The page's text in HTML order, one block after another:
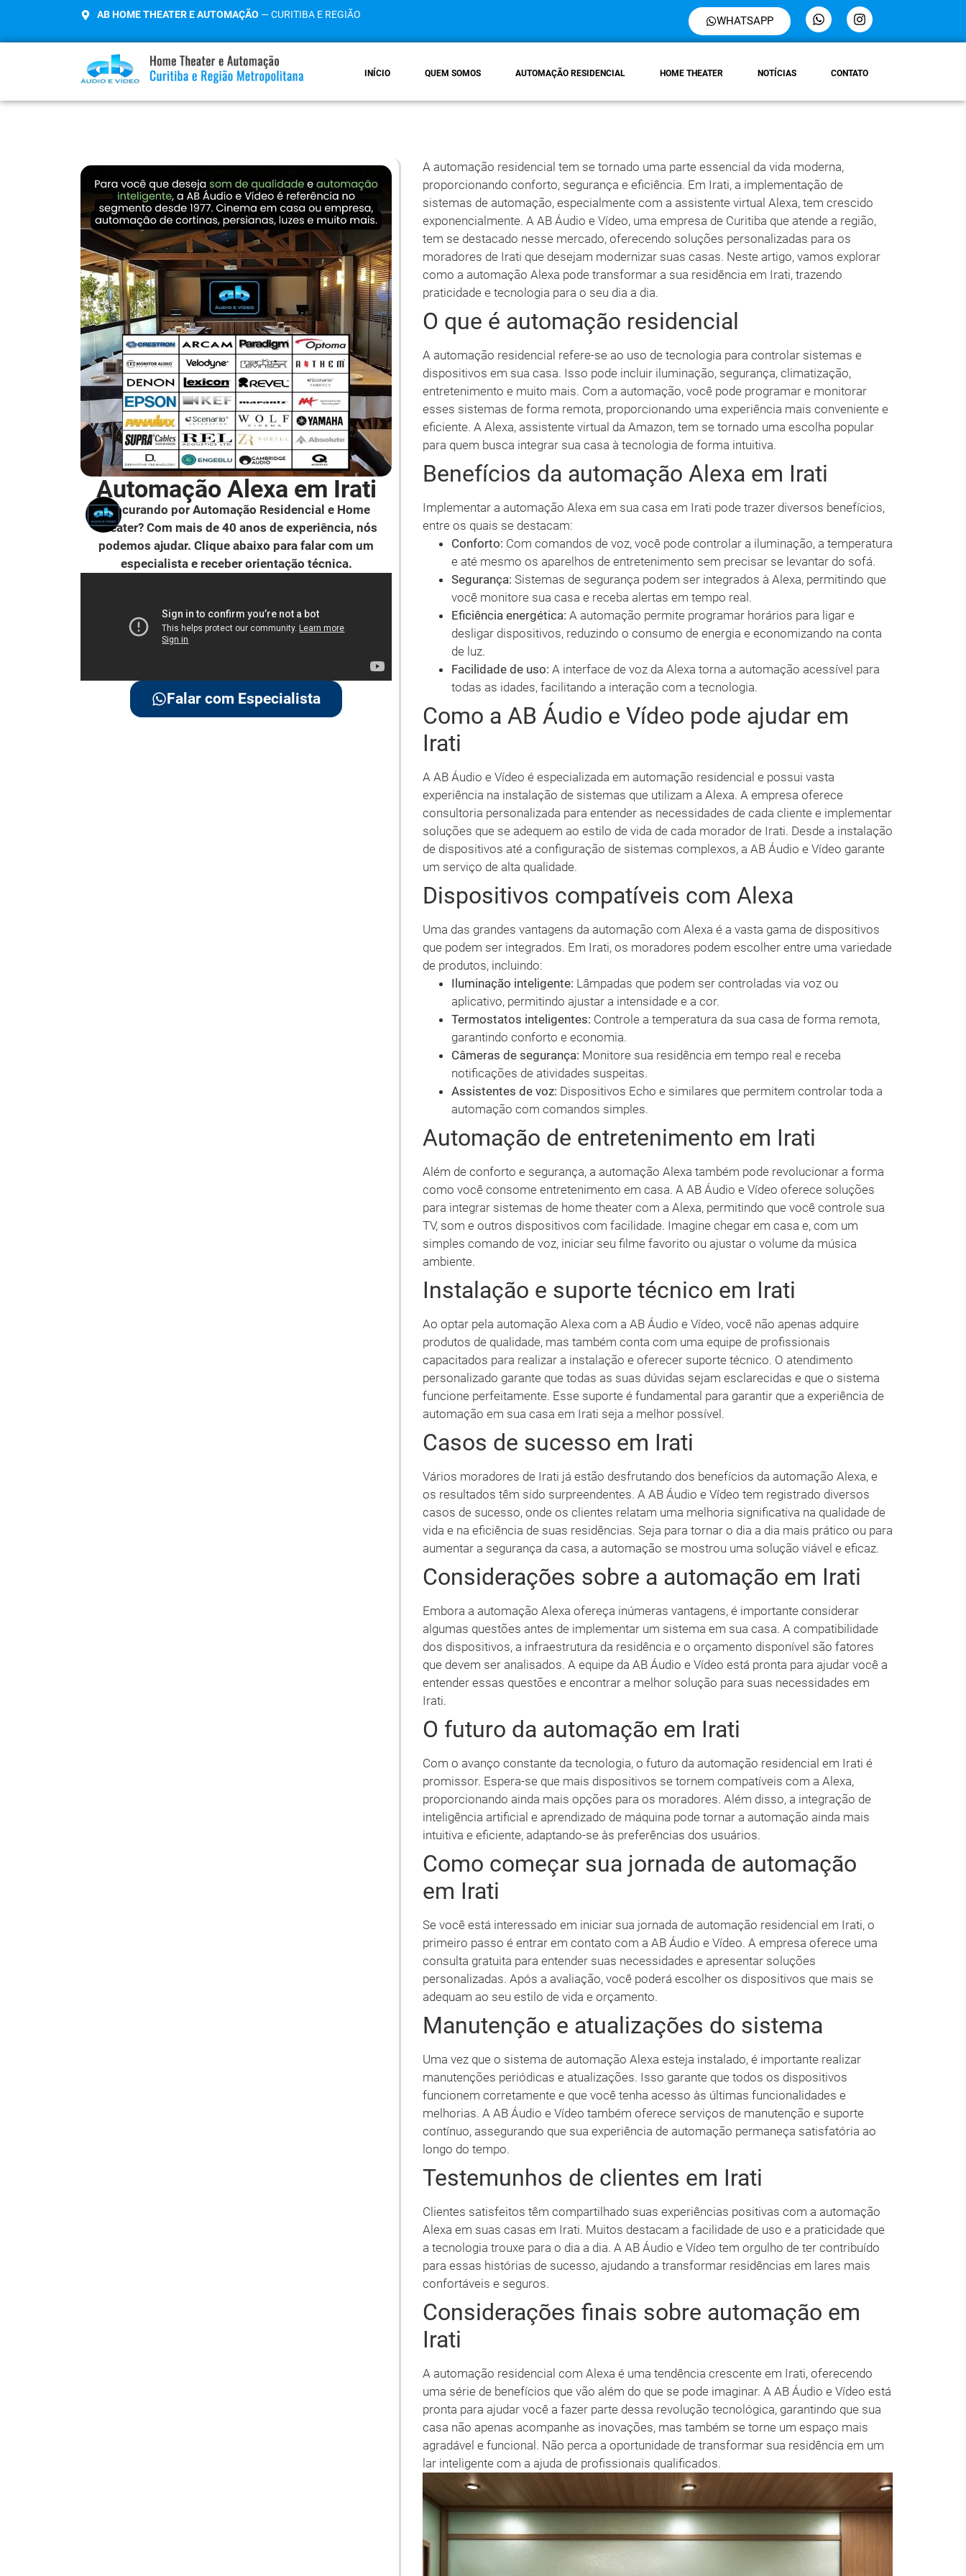
AB HOME THEATER E AUTOMAÇÃO — CURITIBA E REGIÃO WHATSAPP
INÍCIO QUEM SOMOS AUTOMAÇÃO RESIDENCIAL HOME THEATER NOTÍCIAS CONTATO
Automação Alexa em Irati
Procurando por Automação Residencial e Home
Theater? Com mais de 40 anos de experiência, nós
podemos ajudar. Clique abaixo para falar com um
especialista e receber orientação técnica.
Falar com Especialista
A automação residencial tem se tornado uma parte essencial da vida moderna,
proporcionando conforto, segurança e eficiência. Em Irati, a implementação de
sistemas de automação, especialmente com a assistente virtual Alexa, tem crescido
exponencialmente. A AB Áudio e Vídeo, uma empresa de Curitiba que atende a região,
tem se destacado nesse mercado, oferecendo soluções personalizadas para os
moradores de Irati que desejam modernizar suas casas. Neste artigo, vamos explorar
como a automação Alexa pode transformar a sua residência em Irati, trazendo
praticidade e tecnologia para o seu dia a dia.
O que é automação residencial
A automação residencial refere-se ao uso de tecnologia para controlar sistemas e
dispositivos em sua casa. Isso pode incluir iluminação, segurança, climatização,
entretenimento e muito mais. Com a automação, você pode programar e monitorar
esses sistemas de forma remota, proporcionando uma experiência mais conveniente e
eficiente. A Alexa, assistente virtual da Amazon, tem se tornado uma escolha popular
para quem busca integrar sua casa à tecnologia de forma intuitiva.
Benefícios da automação Alexa em Irati
Implementar a automação Alexa em sua casa em Irati pode trazer diversos benefícios,
entre os quais se destacam:
Conforto: Com comandos de voz, você pode controlar a iluminação, a temperatura
e até mesmo os aparelhos de entretenimento sem precisar se levantar do sofá.
Segurança: Sistemas de segurança podem ser integrados à Alexa, permitindo que
você monitore sua casa e receba alertas em tempo real.
Eficiência energética: A automação permite programar horários para ligar e
desligar dispositivos, reduzindo o consumo de energia e economizando na conta
de luz.
Facilidade de uso: A interface de voz da Alexa torna a automação acessível para
todas as idades, facilitando a interação com a tecnologia.
Como a AB Áudio e Vídeo pode ajudar em
Irati
A AB Áudio e Vídeo é especializada em automação residencial e possui vasta
experiência na instalação de sistemas que utilizam a Alexa. A empresa oferece
consultoria personalizada para entender as necessidades de cada cliente e implementar
soluções que se adequem ao estilo de vida de cada morador de Irati. Desde a instalação
de dispositivos até a configuração de sistemas complexos, a AB Áudio e Vídeo garante
um serviço de alta qualidade.
Dispositivos compatíveis com Alexa
Uma das grandes vantagens da automação com Alexa é a vasta gama de dispositivos
que podem ser integrados. Em Irati, os moradores podem escolher entre uma variedade
de produtos, incluindo:
Iluminação inteligente: Lâmpadas que podem ser controladas via voz ou
aplicativo, permitindo ajustar a intensidade e a cor.
Termostatos inteligentes: Controle a temperatura da sua casa de forma remota,
garantindo conforto e economia.
Câmeras de segurança: Monitore sua residência em tempo real e receba
notificações de atividades suspeitas.
Assistentes de voz: Dispositivos Echo e similares que permitem controlar toda a
automação com comandos simples.
Automação de entretenimento em Irati
Além de conforto e segurança, a automação Alexa também pode revolucionar a forma
como você consome entretenimento em casa. A AB Áudio e Vídeo oferece soluções
para integrar sistemas de home theater com a Alexa, permitindo que você controle sua
TV, som e outros dispositivos com facilidade. Imagine chegar em casa e, com um
simples comando de voz, iniciar seu filme favorito ou ajustar o volume da música
ambiente.
Instalação e suporte técnico em Irati
Ao optar pela automação Alexa com a AB Áudio e Vídeo, você não apenas adquire
produtos de qualidade, mas também conta com uma equipe de profissionais
capacitados para realizar a instalação e oferecer suporte técnico. O atendimento
personalizado garante que todas as suas dúvidas sejam esclarecidas e que o sistema
funcione perfeitamente. Esse suporte é fundamental para garantir que a experiência de
automação em sua casa em Irati seja a melhor possível.
Casos de sucesso em Irati
Vários moradores de Irati já estão desfrutando dos benefícios da automação Alexa, e
os resultados têm sido surpreendentes. A AB Áudio e Vídeo tem registrado diversos
casos de sucesso, onde os clientes relatam uma melhoria significativa na qualidade de
vida e na eficiência de suas residências. Seja para tornar o dia a dia mais prático ou para
aumentar a segurança da casa, a automação se mostrou uma solução viável e eficaz.
Considerações sobre a automação em Irati
Embora a automação Alexa ofereça inúmeras vantagens, é importante considerar
algumas questões antes de implementar um sistema em sua casa. A compatibilidade
dos dispositivos, a infraestrutura da residência e o orçamento disponível são fatores
que devem ser analisados. A equipe da AB Áudio e Vídeo está pronta para ajudar você a
entender essas questões e encontrar a melhor solução para suas necessidades em
Irati.
O futuro da automação em Irati
Com o avanço constante da tecnologia, o futuro da automação residencial em Irati é
promissor. Espera-se que mais dispositivos se tornem compatíveis com a Alexa,
proporcionando ainda mais opções para os moradores. Além disso, a integração de
inteligência artificial e aprendizado de máquina pode tornar a automação ainda mais
intuitiva e eficiente, adaptando-se às preferências dos usuários.
Como começar sua jornada de automação
em Irati
Se você está interessado em iniciar sua jornada de automação residencial em Irati, o
primeiro passo é entrar em contato com a AB Áudio e Vídeo. A empresa oferece uma
consulta gratuita para entender suas necessidades e apresentar soluções
personalizadas. Após a avaliação, você poderá escolher os dispositivos que mais se
adequam ao seu estilo de vida e orçamento.
Manutenção e atualizações do sistema
Uma vez que o sistema de automação Alexa esteja instalado, é importante realizar
manutenções periódicas e atualizações. Isso garante que todos os dispositivos
funcionem corretamente e que você tenha acesso às últimas funcionalidades e
melhorias. A AB Áudio e Vídeo também oferece serviços de manutenção e suporte
contínuo, assegurando que sua experiência de automação permaneça satisfatória ao
longo do tempo.
Testemunhos de clientes em Irati
Clientes satisfeitos têm compartilhado suas experiências positivas com a automação
Alexa em suas casas em Irati. Muitos destacam a facilidade de uso e a praticidade que
a tecnologia trouxe para o dia a dia. A AB Áudio e Vídeo tem orgulho de ter contribuído
para essas histórias de sucesso, ajudando a transformar residências em lares mais
confortáveis e seguros.
Considerações finais sobre automação em
Irati
A automação residencial com Alexa é uma tendência crescente em Irati, oferecendo
uma série de benefícios que vão além do que se pode imaginar. A AB Áudio e Vídeo está
pronta para ajudar você a fazer parte dessa revolução tecnológica, garantindo que sua
casa não apenas acompanhe as inovações, mas também se torne um espaço mais
agradável e funcional. Não perca a oportunidade de transformar sua residência em um
lar inteligente com a ajuda de profissionais qualificados.